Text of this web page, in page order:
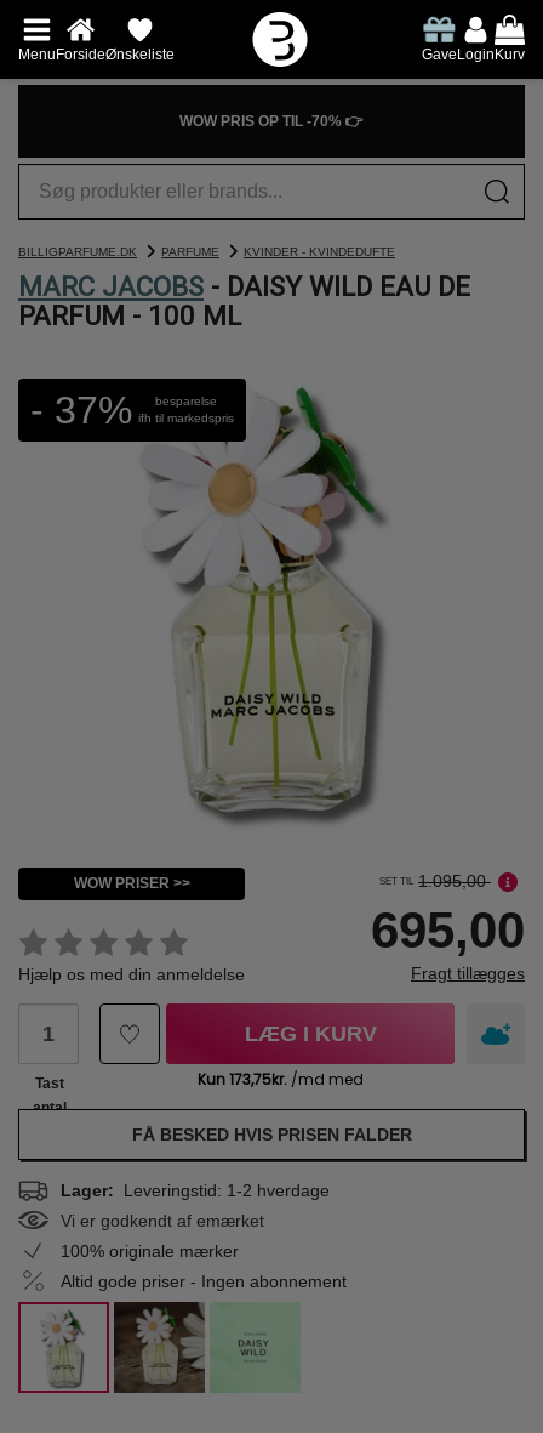
MenuForsideØnskeliste GaveLoginKurv
WOW PRIS OP TIL -70% 👉
BILLIGPARFUME.DK PARFUME KVINDER - KVINDEDUFTE
MARC JACOBS - DAISY WILD EAU DE
PARFUM - 100 ML
- 37%
besparelse
ifh til markedspris
WOW PRISER >>
Hjælp os med din anmeldelse
SET TIL 1.095,00
695,00
Fragt tillægges
Tast
antal
LÆG I KURV
FÅ BESKED HVIS PRISEN FALDER
Lager: Leveringstid: 1-2 hverdage
Vi er godkendt af emærket
100% originale mærker
Altid gode priser - Ingen abonnement